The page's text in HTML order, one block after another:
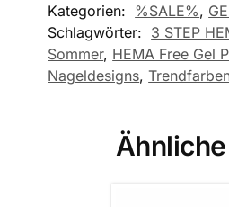
Kategorien: %SALE%,
Schlagwörter: 3 STEP
Sommer, HEMA Free Gel
Nageldesigns,